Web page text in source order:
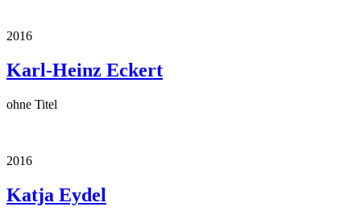
2016
Karl-Heinz Eckert
ohne Titel
2016
Katja Eydel